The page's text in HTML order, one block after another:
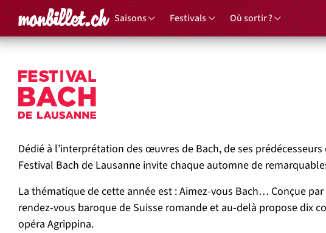
Accueil Saisons Festivals Où sortir ?
Festival Bach
Dédié à l’interprétation des œuvres de Bach, de ses
Festival Bach de Lausanne invite chaque automne de
La thématique de cette année est :Aimez-vous Bach… Conçue
rendez-vous baroque de Suisse romande et au-delà propose dix
opéra Agrippina.